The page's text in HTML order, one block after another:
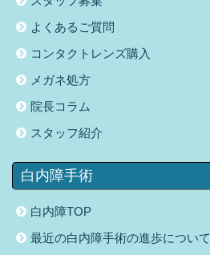
よくあるご質問
コンタクトレンズ購入
メガネ処方
院長コラム
スタッフ紹介
白内障手術
白内障TOP
最近の白内障手術の進歩について